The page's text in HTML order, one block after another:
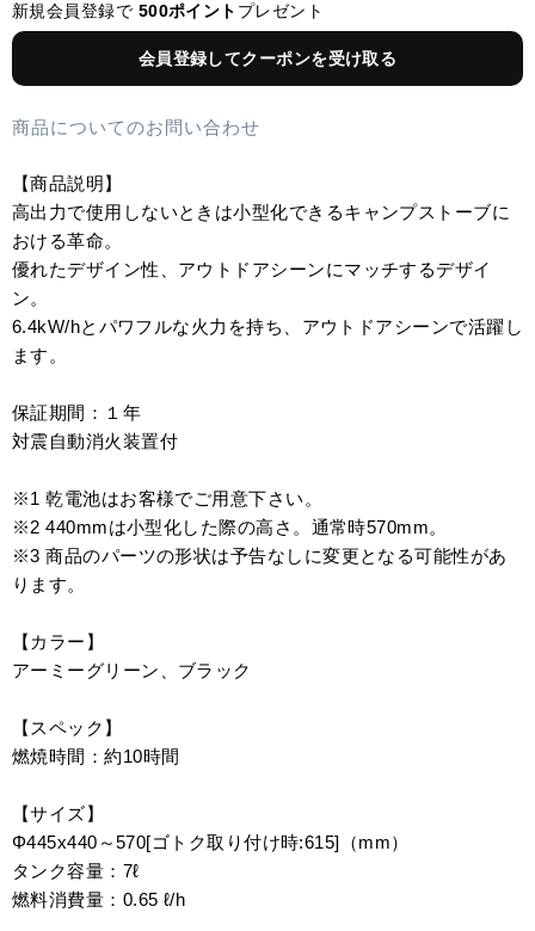
新規会員登録で 500ポイント プレゼント
会員登録してクーポンを受け取る
商品についてのお問い合わせ
【商品説明】
高出力で使用しないときは小型化できるキャンプストーブに
おける革命。
優れたデザイン性、アウトドアシーンにマッチするデザイ
ン。
6.4kW/hとパワフルな火力を持ち、アウトドアシーンで活躍し
ます。
保証期間：１年
対震自動消火装置付
※1 乾電池はお客様でご用意下さい。
※2 440mmは小型化した際の高さ。通常時570mm。
※3 商品のパーツの形状は予告なしに変更となる可能性があ
ります。
【カラー】
アーミーグリーン、ブラック
【スペック】
燃焼時間：約10時間
【サイズ】
Φ445x440～570[ゴトク取り付け時:615]（mm）
タンク容量：7ℓ
燃料消費量：0.65 ℓ/h